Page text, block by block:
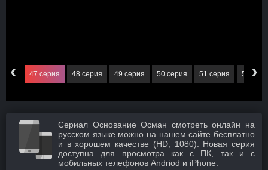
‹ 47 серия 48 серия 49 серия 50 серия 51 серия 52 ›
Сериал Основание Осман смотреть онлайн на
русском языке можно на нашем сайте бесплатно
и в хорошем качестве (HD, 1080). Новая серия
доступна для просмотра как с ПК, так и с
мобильных телефонов Andriod и iPhone.